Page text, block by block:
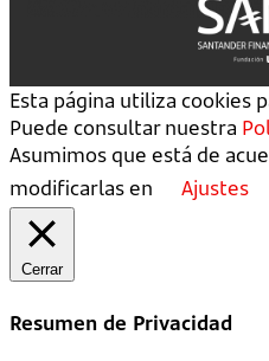
Esta página utiliza cookies
Puede consultar nuestra
Asumimos que está de
modificarlas en
Ajustes
Cerrar
Resumen de Privacidad